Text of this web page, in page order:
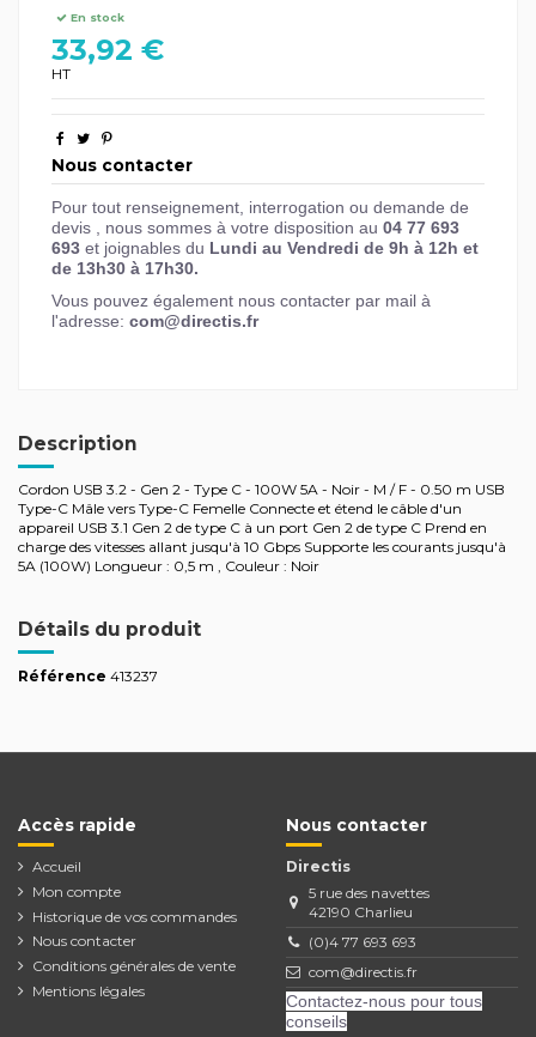
En stock
33,92 €
HT
Nous contacter
Pour tout renseignement, interrogation ou demande de
devis , nous sommes à votre disposition au 04 77 693
693 et joignables du Lundi au Vendredi de 9h à 12h et
de 13h30 à 17h30.
Vous pouvez également nous contacter par mail à
l'adresse: com@directis.fr
Description
Cordon USB 3.2 - Gen 2 - Type C - 100W 5A - Noir - M / F - 0.50 m USB
Type-C Mâle vers Type-C Femelle Connecte et étend le câble d'un
appareil USB 3.1 Gen 2 de type C à un port Gen 2 de type C Prend en
charge des vitesses allant jusqu'à 10 Gbps Supporte les courants jusqu'à
5A (100W) Longueur : 0,5 m , Couleur : Noir
Détails du produit
Référence 413237
Accès rapide
Accueil
Mon compte
Historique de vos commandes
Nous contacter
Conditions générales de vente
Mentions légales
Nous contacter
Directis
5 rue des navettes
42190 Charlieu
(0)4 77 693 693
com@directis.fr
Contactez-nous pour tous
conseils